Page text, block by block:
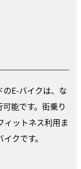
E-バイクは、な
能です。街乗り
ィットネス利用ま
クです。